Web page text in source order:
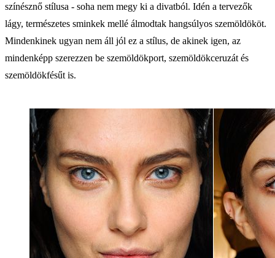
színésznő stílusa - soha nem megy ki a divatból. Idén a tervezők
lágy, természetes sminkek mellé álmodtak hangsúlyos szemöldököt.
Mindenkinek ugyan nem áll jól ez a stílus, de akinek igen, az
mindenképp szerezzen be szemöldökport, szemöldökceruzát és
szemöldökfésűt is.